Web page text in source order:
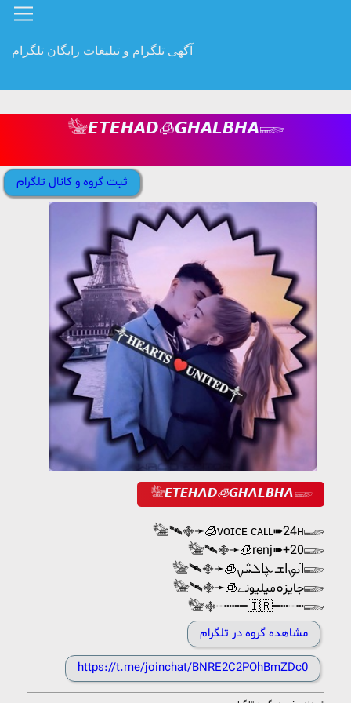
آگهی تلگرام و تبلیغات رایگان تلگرام
𓅋𝙀𝙏𝙀𝙃𝘼𝘿🧊𝙂𝙃𝘼𝙇𝘽𝙃𝘼𓆃
ثبت گروه و کانال تلگرام
𓅋𝙀𝙏𝙀𝙃𝘼𝘿🧊𝙂𝙃𝘼𝙇𝘽𝙃𝘼𓆃
𓅋🛰࿇➛🧊ᴠᴏɪᴄᴇ ᴄᴀʟʟ➠24ʜ𓆃
𓅋🛰࿇➛🧊renj➠+20𓆃
𓅋🛰࿇➛🧊ߊ‌ࡅ߭ࡐ‌ߊ‌ܫ ܥ݆ߊ‌ܠܚ݅ࡍ𓆃
𓅋🛰࿇➛🧊جایزܘمیلیونے𓆃
𓅋࿇┈┅┅━🇮🇷━┅┈┅𓆃
مشاهده گروه در تلگرام
https://t.me/joinchat/BNRE2C2POhBmZDc0